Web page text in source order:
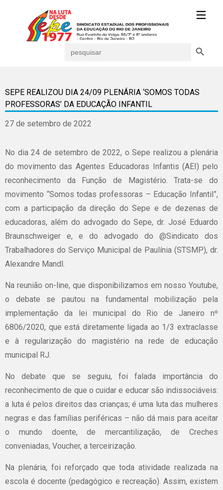
for:
SEPE REALIZOU DIA 24/09 PLENÁRIA ‘SOMOS TODAS
PROFESSORAS’ DA EDUCAÇÃO INFANTIL
27 de setembro de 2022
No dia 24 de setembro de 2022, o Sepe realizou a plenária
do movimento das Agentes Educadoras Infantis (AEI) pelo
reconhecimento da Função de Magistério. Trata-se do
movimento “Somos todas professoras – Educação Infantil”,
com a participação da direção do Sepe e de dezenas de
educadoras, além do advogado do Sepe, dr.José Eduardo
Braunschweiger e, e do advogado do @Sindicato dos
Trabalhadores do Serviço Municipal de Paulínia (STSMP), dr.
Alexandre Mandl.
Na reunião on-line, que disponibilizamos em nosso Youtube,
o debate se pautou na fundamental mobilização pela
implementação da lei municipal do Rio de Janeiro nº
6806/2020, que está diretamente ligada ao 1/3 extraclasse
e à regularização do magistério na rede de educação
municipal RJ.
No debate que se seguiu, foi falada importância do
reconhecimento de que o cuidar e educar são indissociáveis:
a luta é pelos direitos das crianças; é uma luta das mulheres
negras e das famílias periféricas – não dá mais para aceitar
o mundo doente, de mercantilização, de Creches
conveniadas, Voucher, a terceirização.
Na plenária, foi reforçado que toda atividade realizada na
escola é docente (pedagógico e recreação). Assim, existem